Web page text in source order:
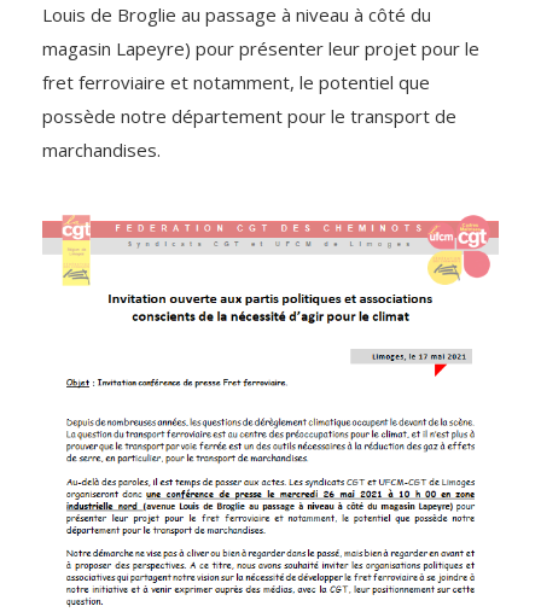
Louis de Broglie au passage à niveau à côté du
magasin Lapeyre) pour présenter leur projet pour le
fret ferroviaire et notamment, le potentiel que
possède notre département pour le transport de
marchandises.